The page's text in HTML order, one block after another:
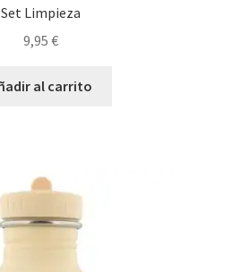
Set Limpieza
9,95 €
al carrito